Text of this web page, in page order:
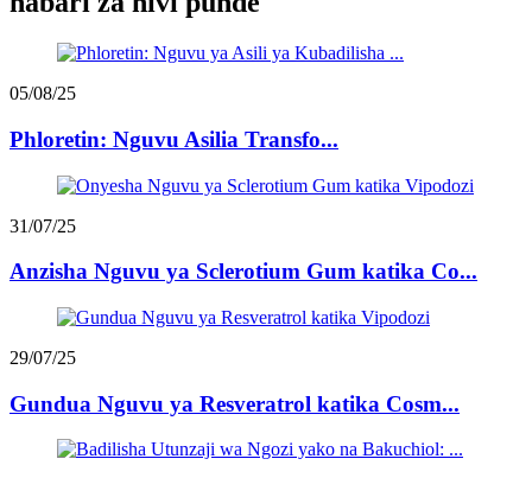
05/08/25
Phloretin: Nguvu Asilia Transfo...
31/07/25
Anzisha Nguvu ya Sclerotium Gum katika Co...
29/07/25
Gundua Nguvu ya Resveratrol katika Cosm...